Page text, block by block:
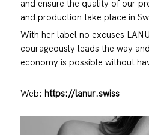
and ensure the quality of our
and production take place in
With her label no excuses
courageously leads the way
economy is possible without
Web: https://lanur.swiss